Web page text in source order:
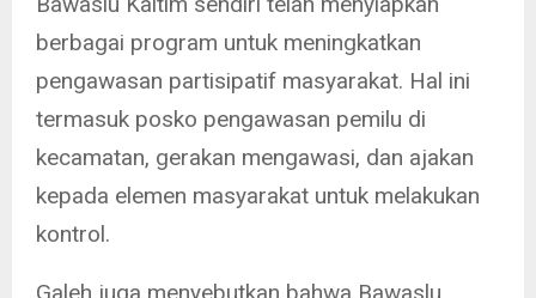
berbagai program untuk meningkatkan
pengawasan partisipatif masyarakat. Hal ini
termasuk posko pengawasan pemilu di
kecamatan, gerakan mengawasi, dan ajakan
kepada elemen masyarakat untuk melakukan
kontrol.